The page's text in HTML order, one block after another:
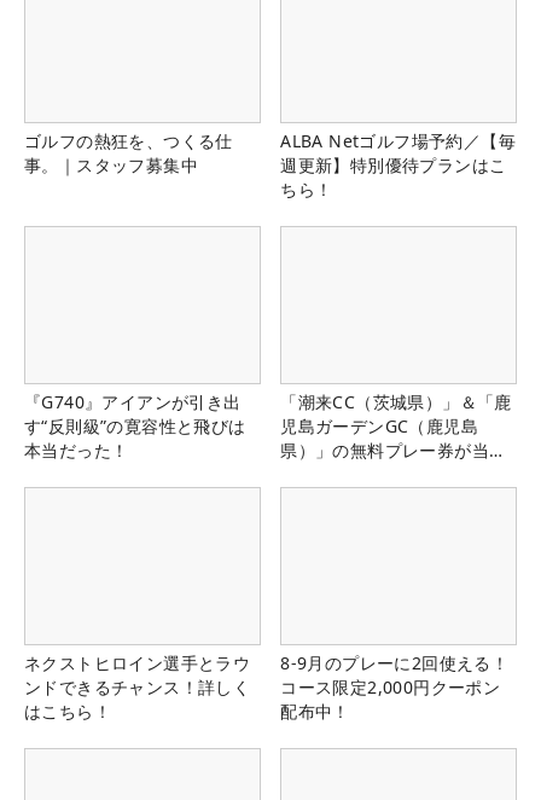
ゴルフの熱狂を、つくる仕
事。｜スタッフ募集中
ALBA Netゴルフ場予約／【毎
週更新】特別優待プランはこ
ちら！
『G740』アイアンが引き出
す“反則級”の寛容性と飛びは
本当だった！
「潮来CC（茨城県）」＆「鹿
児島ガーデンGC（鹿児島
県）」の無料プレー券が当た
ネクストヒロイン選手とラウ
ンドできるチャンス！詳しく
はこちら！
8-9月のプレーに2回使える！
コース限定2,000円クーポン
配布中！